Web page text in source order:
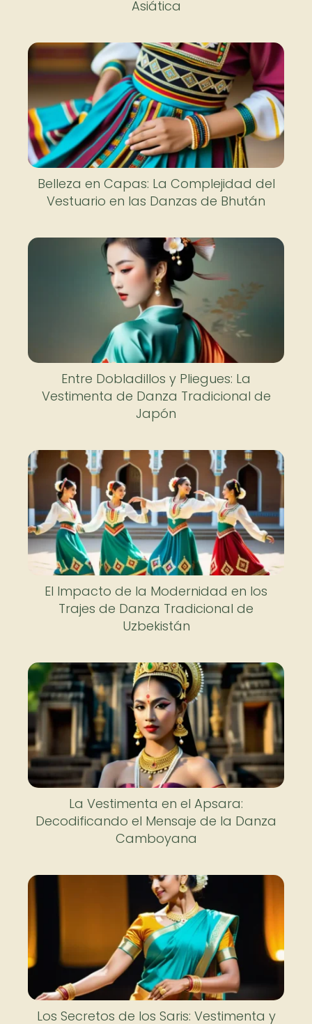
Asiática
Belleza en Capas: La Complejidad del
Vestuario en las Danzas de Bhután
Entre Dobladillos y Pliegues: La
Vestimenta de Danza Tradicional de
Japón
El Impacto de la Modernidad en los
Trajes de Danza Tradicional de
Uzbekistán
La Vestimenta en el Apsara:
Decodificando el Mensaje de la Danza
Camboyana
Los Secretos de los Saris: Vestimenta y